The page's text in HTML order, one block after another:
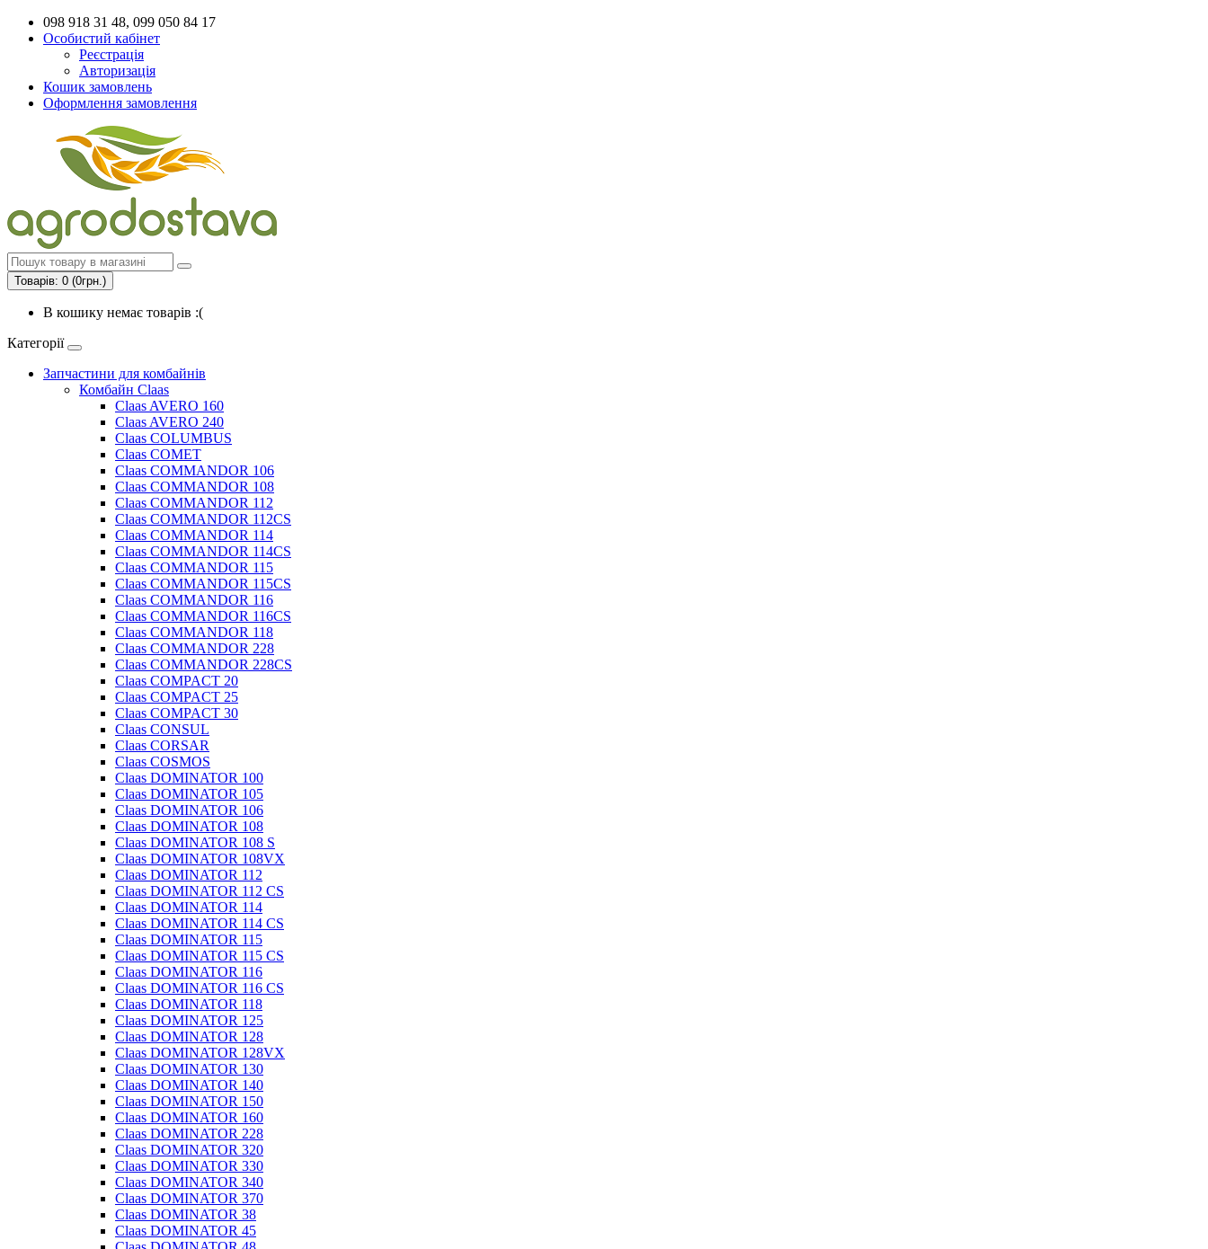
098 918 31 48, 099 050 84 17
Особистий кабінет
Реєстрація
Авторизація
Кошик замовлень
Оформлення замовлення
Товарів: 0 (0грн.)
В кошику немає товарів :(
Категорії
Запчастини для комбайнів
Комбайн Claas
Claas AVERO 160
Claas AVERO 240
Claas COLUMBUS
Claas COMET
Claas COMMANDOR 106
Claas COMMANDOR 108
Claas COMMANDOR 112
Claas COMMANDOR 112CS
Claas COMMANDOR 114
Claas COMMANDOR 114CS
Claas COMMANDOR 115
Claas COMMANDOR 115CS
Claas COMMANDOR 116
Claas COMMANDOR 116CS
Claas COMMANDOR 118
Claas COMMANDOR 228
Claas COMMANDOR 228CS
Claas COMPACT 20
Claas COMPACT 25
Claas COMPACT 30
Claas CONSUL
Claas CORSAR
Claas COSMOS
Claas DOMINATOR 100
Claas DOMINATOR 105
Claas DOMINATOR 106
Claas DOMINATOR 108
Claas DOMINATOR 108 S
Claas DOMINATOR 108VX
Claas DOMINATOR 112
Claas DOMINATOR 112 CS
Claas DOMINATOR 114
Claas DOMINATOR 114 CS
Claas DOMINATOR 115
Claas DOMINATOR 115 CS
Claas DOMINATOR 116
Claas DOMINATOR 116 CS
Claas DOMINATOR 118
Claas DOMINATOR 125
Claas DOMINATOR 128
Claas DOMINATOR 128VX
Claas DOMINATOR 130
Claas DOMINATOR 140
Claas DOMINATOR 150
Claas DOMINATOR 160
Claas DOMINATOR 228
Claas DOMINATOR 320
Claas DOMINATOR 330
Claas DOMINATOR 340
Claas DOMINATOR 370
Claas DOMINATOR 38
Claas DOMINATOR 45